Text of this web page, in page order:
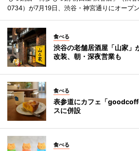
0734）が7月19日、渋谷・神宮通りにオープン
食べる
渋谷の老舗居酒屋「山家
改装、朝・深夜営業も
食べる
表参道にカフェ「
スに併設
食べる